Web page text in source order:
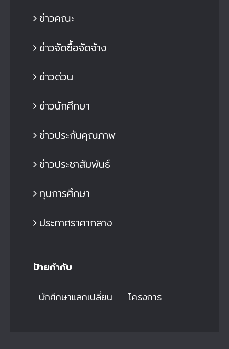
ข่าวคณะ
ข่าวจัดซื้อจัดจ้าง
ข่าวด่วน
ข่าวนักศึกษา
ข่าวประกันคุณภาพ
ข่าวประชาสัมพันธ์
ทุนการศึกษา
ประกาศราคากลาง
ป้ายกำกับ
นักศึกษาแลกเปลี่ยน โครงการ